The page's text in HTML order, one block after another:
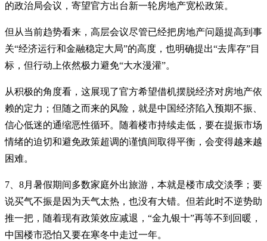
的政治局会议，寄望官方出台新一轮房地产宽松政策。
但从当前趋势看来，高层会议尽管已经把房地产问题提高到事
关“经济运行和金融稳定大局”的高度，也明确提出“去库存”目
标，但行动上依然极力避免“大水漫灌”。
从积极的角度看，这展现了官方希望借机摆脱经济对房地产依
赖的定力；但随之而来的风险，就是中国经济陷入预期不振、
信心低迷的通缩恶性循环。随着楼市持续走低，要在提振市场
情绪的迫切和避免政策超调的谨慎间取得平衡，会变得越来越
困难。
7、8月暑假期间多数家庭外出旅游，本就是楼市成交淡季；要
说买气不振是因为天气太热，也没有大错。但若此时不逆势助
推一把，随着现有政策效应减退，“金九银十”再等不到回暖，
中国楼市恐怕又要在寒冬中走过一年。